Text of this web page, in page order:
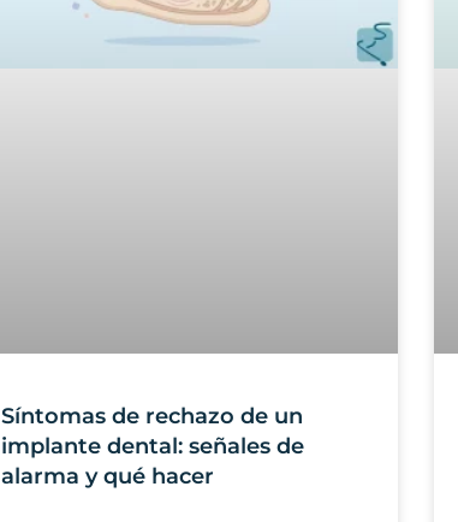
Síntomas de rechazo de un
implante dental: señales de
alarma y qué hacer